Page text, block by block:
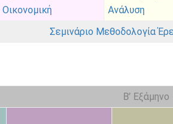
Οικονομική
Ανάλυση
Σεμινάριο Μεθοδολογία
B’ Εξάμηνο